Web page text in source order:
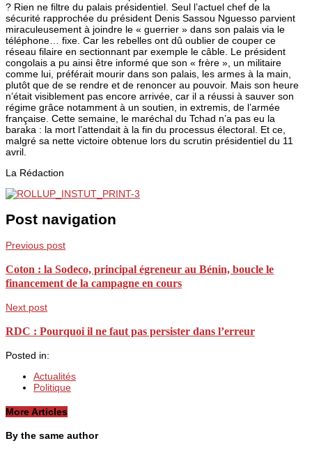
? Rien ne filtre du palais présidentiel. Seul l’actuel chef de la
sécurité rapprochée du président Denis Sassou Nguesso parvient
miraculeusement à joindre le « guerrier » dans son palais via le
téléphone… fixe. Car les rebelles ont dû oublier de couper ce
réseau filaire en sectionnant par exemple le câble. Le président
congolais a pu ainsi être informé que son « frère », un militaire
comme lui, préférait mourir dans son palais, les armes à la main,
plutôt que de se rendre et de renoncer au pouvoir. Mais son heure
n’était visiblement pas encore arrivée, car il a réussi à sauver son
régime grâce notamment à un soutien, in extremis, de l’armée
française. Cette semaine, le maréchal du Tchad n’a pas eu la
baraka : la mort l’attendait à la fin du processus électoral. Et ce,
malgré sa nette victoire obtenue lors du scrutin présidentiel du 11
avril.
La Rédaction
Post navigation
Previous post
Coton : la Sodeco, principal égreneur au Bénin, boucle le
financement de la campagne en cours
Next post
RDC : Pourquoi il ne faut pas persister dans l’erreur
Posted in:
Actualités
Politique
More Articles
By the same author